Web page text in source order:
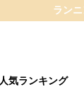
ラン
人気ランキング